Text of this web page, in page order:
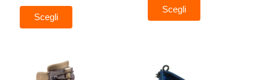
Scegli
Scegli
prodotto